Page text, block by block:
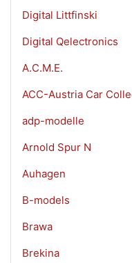
Digital Littfinski
Digital Qelectronics
A.C.M.E.
ACC-Austria Car
adp-modelle
Arnold Spur N
Auhagen
B-models
Brawa
Brekina